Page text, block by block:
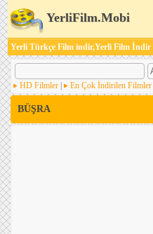
YerliFilm.Mobi
Yerli Türkçe Film indir,Yerli Film
HD Filmler En Çok İndirilen Filmler
BÜŞRA